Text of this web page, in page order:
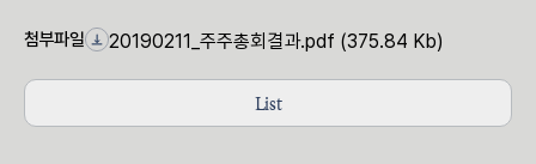
첨부파일 20190211_주주총회결과.pdf (375.84 Kb)
List